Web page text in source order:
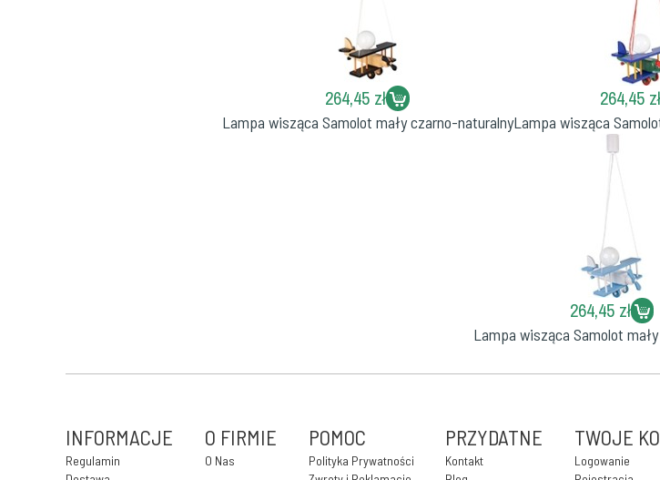
264,45 zł
Lampa wisząca Samolot mały czarno-naturalny
264,45
Lampa wisząca
264,45 zł
Lampa wisząca Samolot
INFORMACJE
Regulamin
O FIRMIE
O Nas
POMOC
Polityka Prywatności
PRZYDATNE
Kontakt
TWOJE
Logowanie